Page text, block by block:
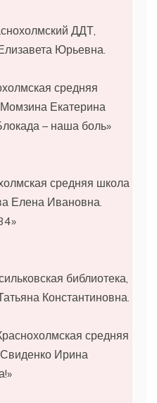
ДДТ,
Юрьевна.
средняя
Екатерина
– наша боль»
средняя школа
Елена Ивановна.
библиотека,
Константиновна.
Краснохолмская средняя
Ирина